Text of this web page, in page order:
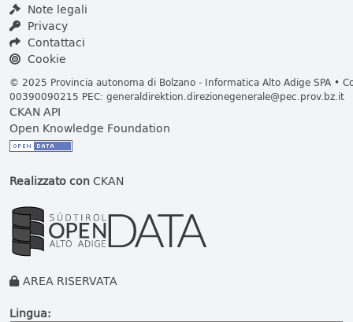
Note legali
Privacy
Contattaci
Cookie
© 2025 Provincia autonoma di Bolzano - Informatica Alto Adige SPA •
00390090215 PEC: generaldirektion.direzionegenerale@pec.prov.bz.it
CKAN API
Open Knowledge Foundation
Realizzato conCKAN
AREA RISERVATA
Lingua